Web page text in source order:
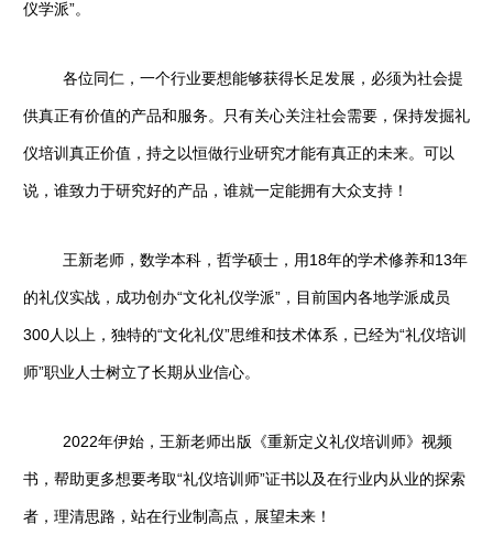
仪学派”。
各位同仁，一个行业要想能够获得长足发展，必须为社会提
供真正有价值的产品和服务。只有关心关注社会需要，保持发掘礼
仪培训真正价值，持之以恒做行业研究才能有真正的未来。可以
说，谁致力于研究好的产品，谁就一定能拥有大众支持！
王新老师，数学本科，哲学硕士，用18年的学术修养和13年
的礼仪实战，成功创办“文化礼仪学派”，目前国内各地学派成员
300人以上，独特的“文化礼仪”思维和技术体系，已经为“礼仪培训
师”职业人士树立了长期从业信心。
2022年伊始，王新老师出版《重新定义礼仪培训师》视频
书，帮助更多想要考取“礼仪培训师”证书以及在行业内从业的探索
者，理清思路，站在行业制高点，展望未来！